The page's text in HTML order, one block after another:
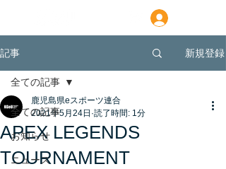
記事 新規登録
全ての記事
お知らせ
ニュース
全ての記事
APEX LEGENDS
TOURNAMENT
鹿児島県eスポーツ連合
2021年5月24日 読了時間: 1分